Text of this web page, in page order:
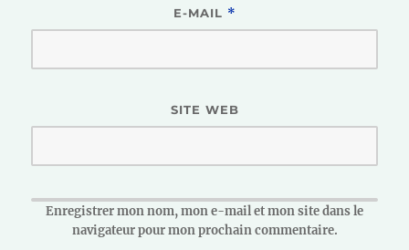
E-MAIL *
SITE WEB
Enregistrer mon nom, mon e-mail et mon site dans le
navigateur pour mon prochain commentaire.